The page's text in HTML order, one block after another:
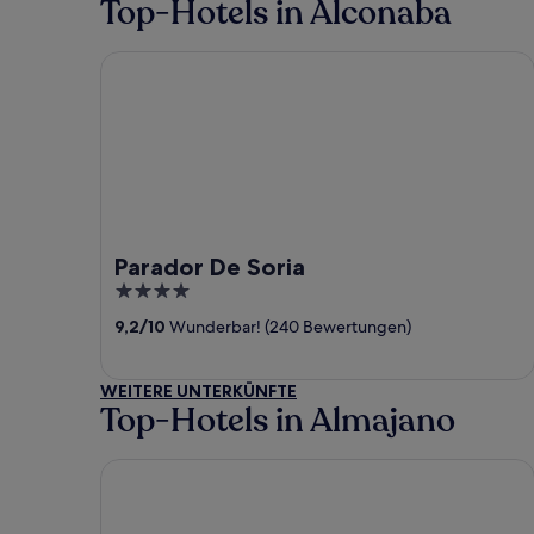
Top-Hotels in Alconaba
Parador De Soria
4
out
of
9,2/10 Wunderbar! (240 Bewertungen)
WEITERE UNTERKÜNFTE
Top-Hotels in Almajano